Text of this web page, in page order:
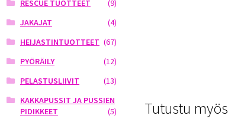
Tutustu myös
RESCUE TUOTTEET
(9)
JAKAJAT
(4)
HEIJASTINTUOTTEET (67)
PYÖRÄILY
(12)
PELASTUSLIIVIT
(13)
KAKKAPUSSIT JA PUSSIEN
PIDIKKEET
(5)